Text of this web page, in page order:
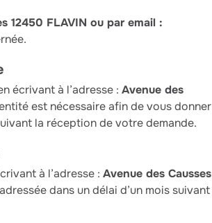
12450 FLAVIN ou par email :
écrivant à l’adresse : Avenue des
est nécessaire afin de vous donner
la réception de votre demande.
à l’adresse : Avenue des Causses
dans un délai d’un mois suivant